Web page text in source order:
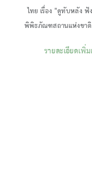
ไทย เรื่อง "ดูทับหลัง ฟั
รายละเอียดเพิ่